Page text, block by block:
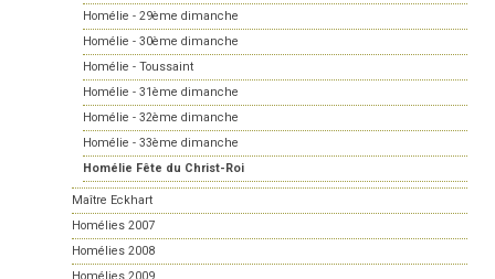
Homélie - 29ème dimanche
Homélie - 30ème dimanche
Homélie - Toussaint
Homélie - 31ème dimanche
Homélie - 32ème dimanche
Homélie - 33ème dimanche
Homélie Fête du Christ-Roi
Maître Eckhart
Homélies 2007
Homélies 2008